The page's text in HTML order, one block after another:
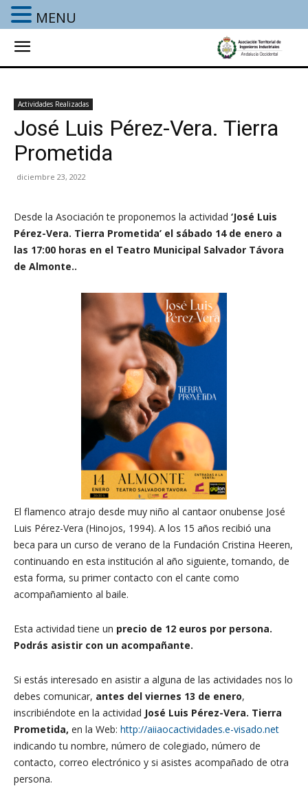
Actividades Realizadas
José Luis Pérez-Vera. Tierra
Prometida
diciembre 23, 2022
Desde la Asociaciónte proponemos la actividad ‘José Luis
Pérez-Vera. Tierra Prometida’ el sábado 14 de enero a
las 17:00 horas en el Teatro Municipal Salvador Távora
de Almonte..
El flamenco atrajo desde muy niño al cantaor onubense José
Luis Pérez-Vera (Hinojos, 1994). A los 15 años recibió una
beca para un curso de verano de la Fundación Cristina Heeren,
continuando en esta institución al año siguiente, tomando, de
esta forma, su primer contacto con el cante como
acompañamiento al baile.
Esta actividad tiene un precio de 12 euros por persona.
Podrás asistir con un acompañante.
Si estás interesado en asistir a alguna de las actividades nos lo
debes comunicar, antes del viernes 13 de enero,
inscribiéndote en la actividad José Luis Pérez-Vera. Tierra
Prometida, en la Web: http://aiiaocactividades.e-visado.net
indicando tu nombre, número de colegiado, número de
contacto, correo electrónico y si asistes acompañado de otra
persona.
MENU